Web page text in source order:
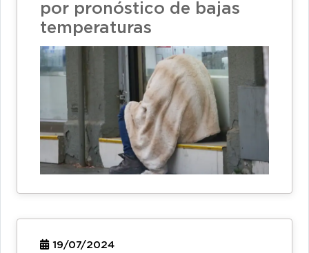
por pronóstico de bajas
temperaturas
19/07/2024